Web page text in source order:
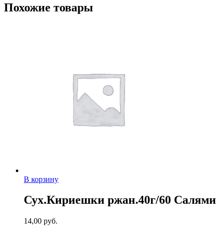
Похожие товары
В корзину
Сух.Кириешки ржан.40г/60 Салями
14,00 руб.